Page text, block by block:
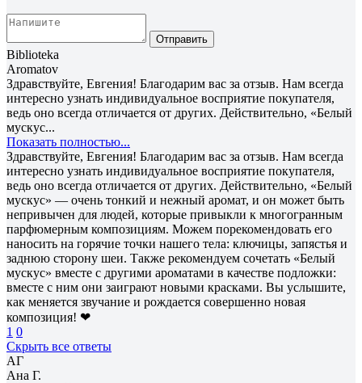
Отправить
Biblioteka
Aromatov
Здравствуйте, Евгения! Благодарим вас за отзыв. Нам всегда
интересно узнать индивидуальное восприятие покупателя,
ведь оно всегда отличается от других. Действительно, «Белый
мускус...
Показать полностью...
Здравствуйте, Евгения! Благодарим вас за отзыв. Нам всегда
интересно узнать индивидуальное восприятие покупателя,
ведь оно всегда отличается от других. Действительно, «Белый
мускус» — очень тонкий и нежный аромат, и он может быть
непривычен для людей, которые привыкли к многогранным
парфюмерным композициям. Можем порекомендовать его
наносить на горячие точки нашего тела: ключицы, запястья и
заднюю сторону шеи. Также рекомендуем сочетать «Белый
мускус» вместе с другими ароматами в качестве подложки:
вместе с ним они заиграют новыми красками. Вы услышите,
как меняется звучание и рождается совершенно новая
композиция! ❤
1 0
Скрыть все ответы
АГ
Ана Г.